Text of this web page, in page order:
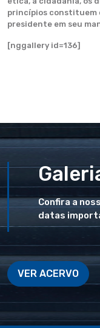
princípios constituem
presidente em seu
[nggallery id=136]
Confira a
datas
VER ACERVO